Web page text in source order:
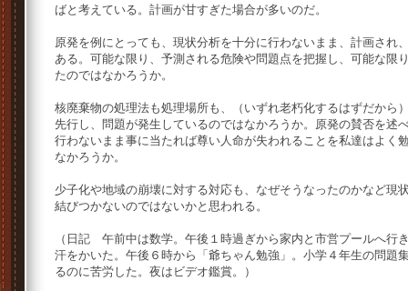
ばと考えている。計画が甘すぎた場合が多いのだ。
原発を例にとっても、現状分析を十分に行わないまま、計画され
ある。可能な限り、予測される危険や問題点を把握し、可能な限
たのではなかろうか。
核廃棄物の処理法も処理場所も、（いずれ老朽化するはずだから
先行し、問題が発生しているのではなかろうか。原発の賛否を述
行わないまま事に当たれば尊い人命が失われることを私達はよく
なかろうか。
少子化や地域の崩壊に対する対応も、なぜそうなったのかなど現
結びつかないのではないかと思われる。
（日記 午前中は数学。午後１時過ぎから家内と市営プールへ行
汗をかいた。午後６時から「爺ちゃん勉強」。小学４年生の問題
るのに苦労した。夜はビデオ鑑賞。）